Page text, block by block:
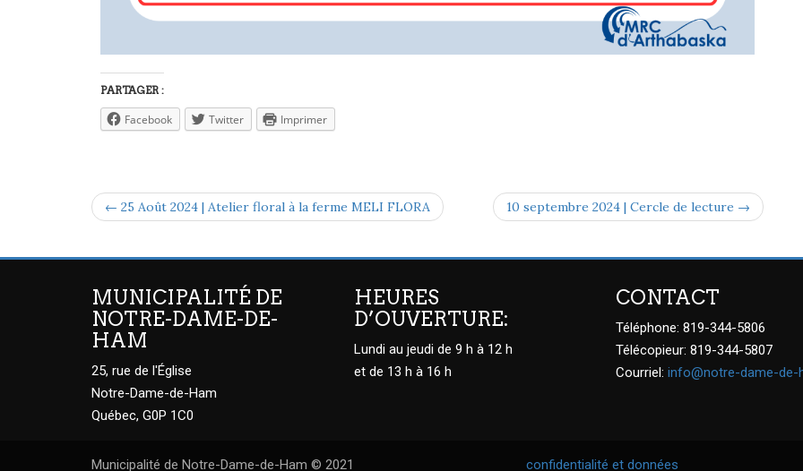
PARTAGER :
Facebook Twitter Imprimer
← 25 Août 2024 | Atelier floral à la ferme MELI FLORA 10 septembre 2024 | Cercle de lecture →
MUNICIPALITÉ DE
NOTRE-DAME-DE-
HAM
25, rue de l'Église
Notre-Dame-de-Ham
Québec, G0P 1C0
HEURES
D’OUVERTURE:
Lundi au jeudi de 9 h à 12 h
et de 13 h à 16 h
CONTACT
Téléphone: 819-344-5806
Télécopieur: 819-344-5807
Courriel: info@notre-dame-de-
Municipalité de Notre-Dame-de-Ham © 2021
confidentialité et données